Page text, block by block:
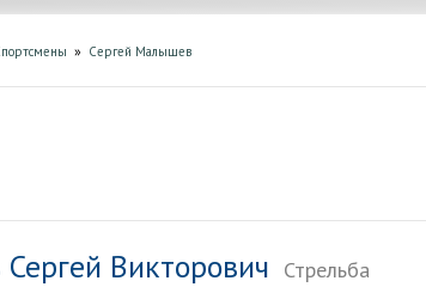
» Сергей Малышев
Викторович Стрельба